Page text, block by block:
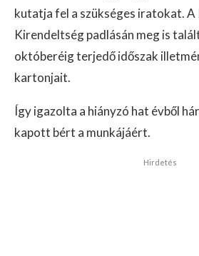
kutatja fel a szükséges iratokat. A
Kirendeltség padlásán meg is
októberéig terjedő időszak
kartonjait.
Így igazolta a hiányzó hat évből
kapott bért a munkájáért.
Hirdetés